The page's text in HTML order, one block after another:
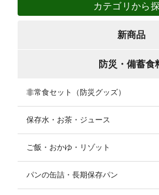
カテゴリから
新商品
防災・備蓄食
非常食セット（防災グッズ）
保存水・お茶・ジュース
ご飯・おかゆ・リゾット
パンの缶詰・長期保存パン